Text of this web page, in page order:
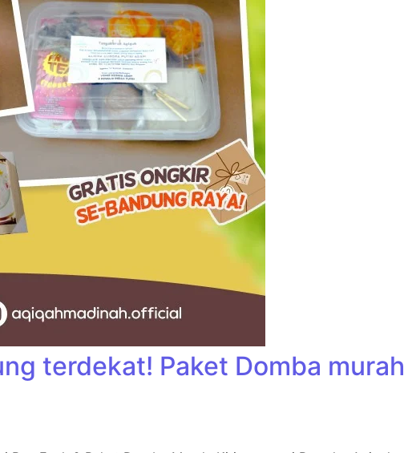
terdekat! Paket Domba murah